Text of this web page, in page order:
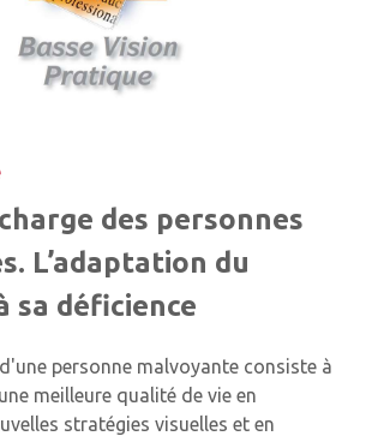
des personnes
L’adaptation du
sa déficience
personne malvoyante consiste à
meilleure qualité de vie en
stratégies visuelles et en